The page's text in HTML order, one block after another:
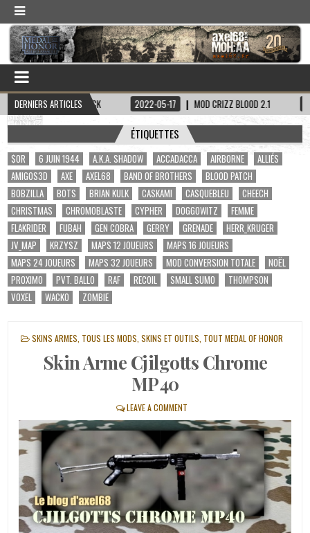
DERNIERS ARTICLES
HADDOCK 2022-05-17 MOD CRIZZ BLOOD 2.1 2022-05-01
ÉTIQUETTES
$OR 6 JUIN 1944 A.K.A. SHADOW ACCADACCA AIRBORNE
ALLIÉS
AMIGOS3D
AXE AXEL68 BAND OF BROTHERS
BLOOD PATCH
BOBZILLA
BOTS BRIAN KULK CASKAMI CASQUEBLEU
CHEECH
CHRISTMAS
CHROMOBLASTE CYPHER DOGGOWITZ
FEMME
FLAKRIDER
FUBAH GEN COBRA GERRY GRENADE
HERR_KRUGER
JV_MAP
KRZYSZ MAPS 12 JOUEURS
MAPS 16 JOUEURS
MAPS 24 JOUEURS
MAPS 32 JOUEURS MOD CONVERSION TOTALE
NOËL
PROXIMO
PVT. BALLO RAF RECOIL SMALL SUMO
THOMPSON
VOXEL
WACKO ZOMBIE
POSTED
SKINS ARMES TOUS LES MODS, SKINS ET OUTILS TOUT MEDAL OF HONOR
Skin Arme Cjilgotts Chrome
MP40
LEAVE A COMMENT